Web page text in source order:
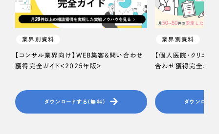
業界別資料
【コンサル業界向け】WEB集客＆問い合わせ
獲得完全ガイド＜2025年版＞
ダウンロードする（無料）
業界別資料
【個人医院・クリニッ
合わせ獲得完全ガイ
ダウンロード